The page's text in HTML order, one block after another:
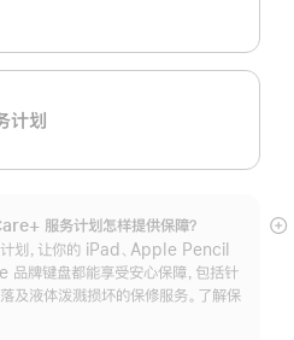
划
服务计划怎样提供保⁠障？
划，让你的 iPad、Apple Pencil
品牌键盘都能享受安心保障，包括针
及液体泼溅损坏的保修服务。了解保
展